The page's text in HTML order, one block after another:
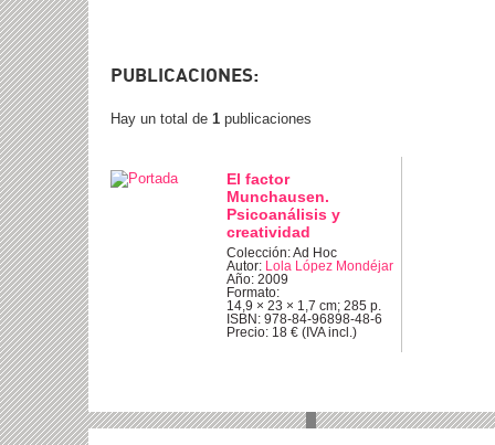
PUBLICACIONES:
Hay un total de 1 publicaciones
El factor
Munchausen.
Psicoanálisis y
creatividad
Colección: Ad Hoc
Autor:
Lola López Mondéjar
Año: 2009
Formato:
14,9 × 23 × 1,7 cm; 285 p.
ISBN: 978-84-96898-48-6
Precio: 18 € (IVA incl.)